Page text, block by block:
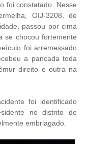
foi constatado. Nesse
OIJ-3208, de
passou por cima
se chocou fortemente
foi arremessado
a pancada toda
direito e outra na
foi identificado
no distrito de
embriagado.